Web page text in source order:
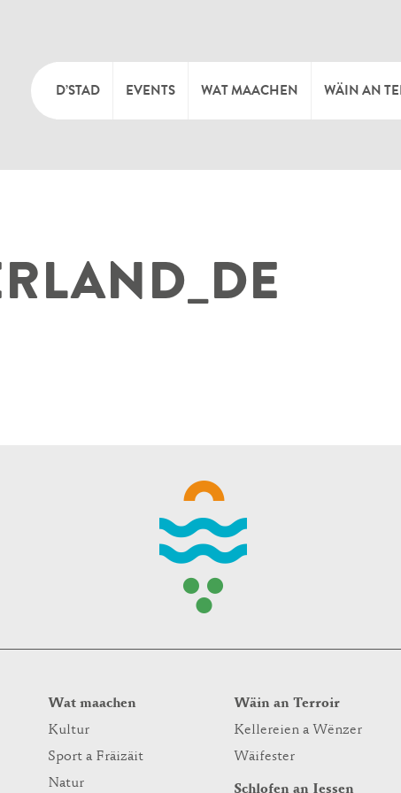
D’STAD
SYNDICAT D’INITIATIVE
EVENTS WAT MAACHEN
NATUR
WÄIN AN
Wat maachen
Kultur
Sport a Fräizäit
Natur
Wäin an Terroir
Kellereien a Wënzer
Wäifester
Schlofen an Iessen